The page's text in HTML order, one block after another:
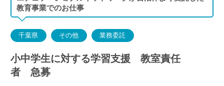
教育事業でのお仕事
千葉県 その他 業務委託
小中学生に対する学習支援 教室責任
者 急募